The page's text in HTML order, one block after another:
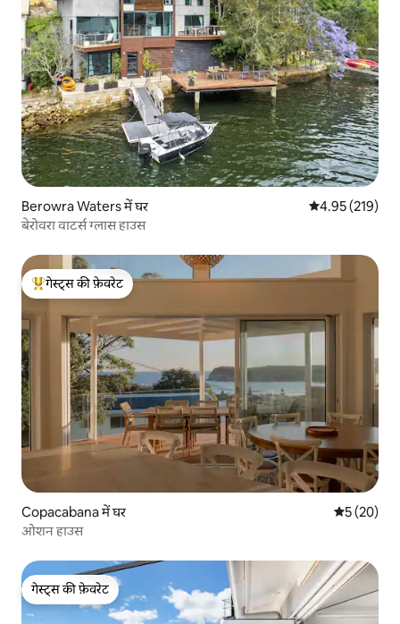
Berowra Waters में घर औसत रेटिंग 5 में से
4.95 (219)
बेरोवरा वाटर्स ग्लास हाउस
गेस्ट्स का टॉप फ़ेवरेट
गेस्ट्स की फ़ेवरेट
Copacabana में घर औसत रेटिंग
5 (20)
ओशन हाउस
गेस्ट्स की फ़ेवरेट
गेस्ट्स की फ़ेवरेट